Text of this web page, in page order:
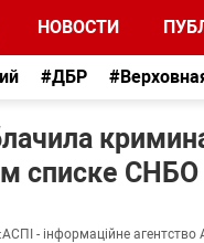
НОВОСТИ
#ДБР
списке СНБО
АСПІ - інформаційне агентство